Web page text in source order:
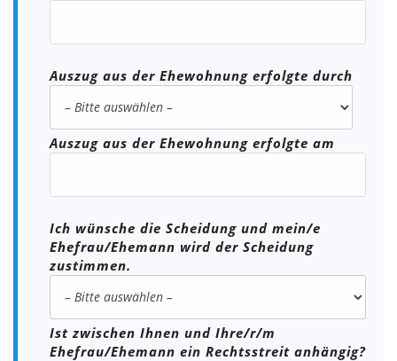
Auszug aus der Ehewohnung erfolgte durch
Auszug aus der Ehewohnung erfolgte am
Ich wünsche die Scheidung und mein/e
Ehefrau/Ehemann wird der Scheidung
zustimmen.
Ist zwischen Ihnen und Ihre/r/m
Ehefrau/Ehemann ein Rechtsstreit anhängig?